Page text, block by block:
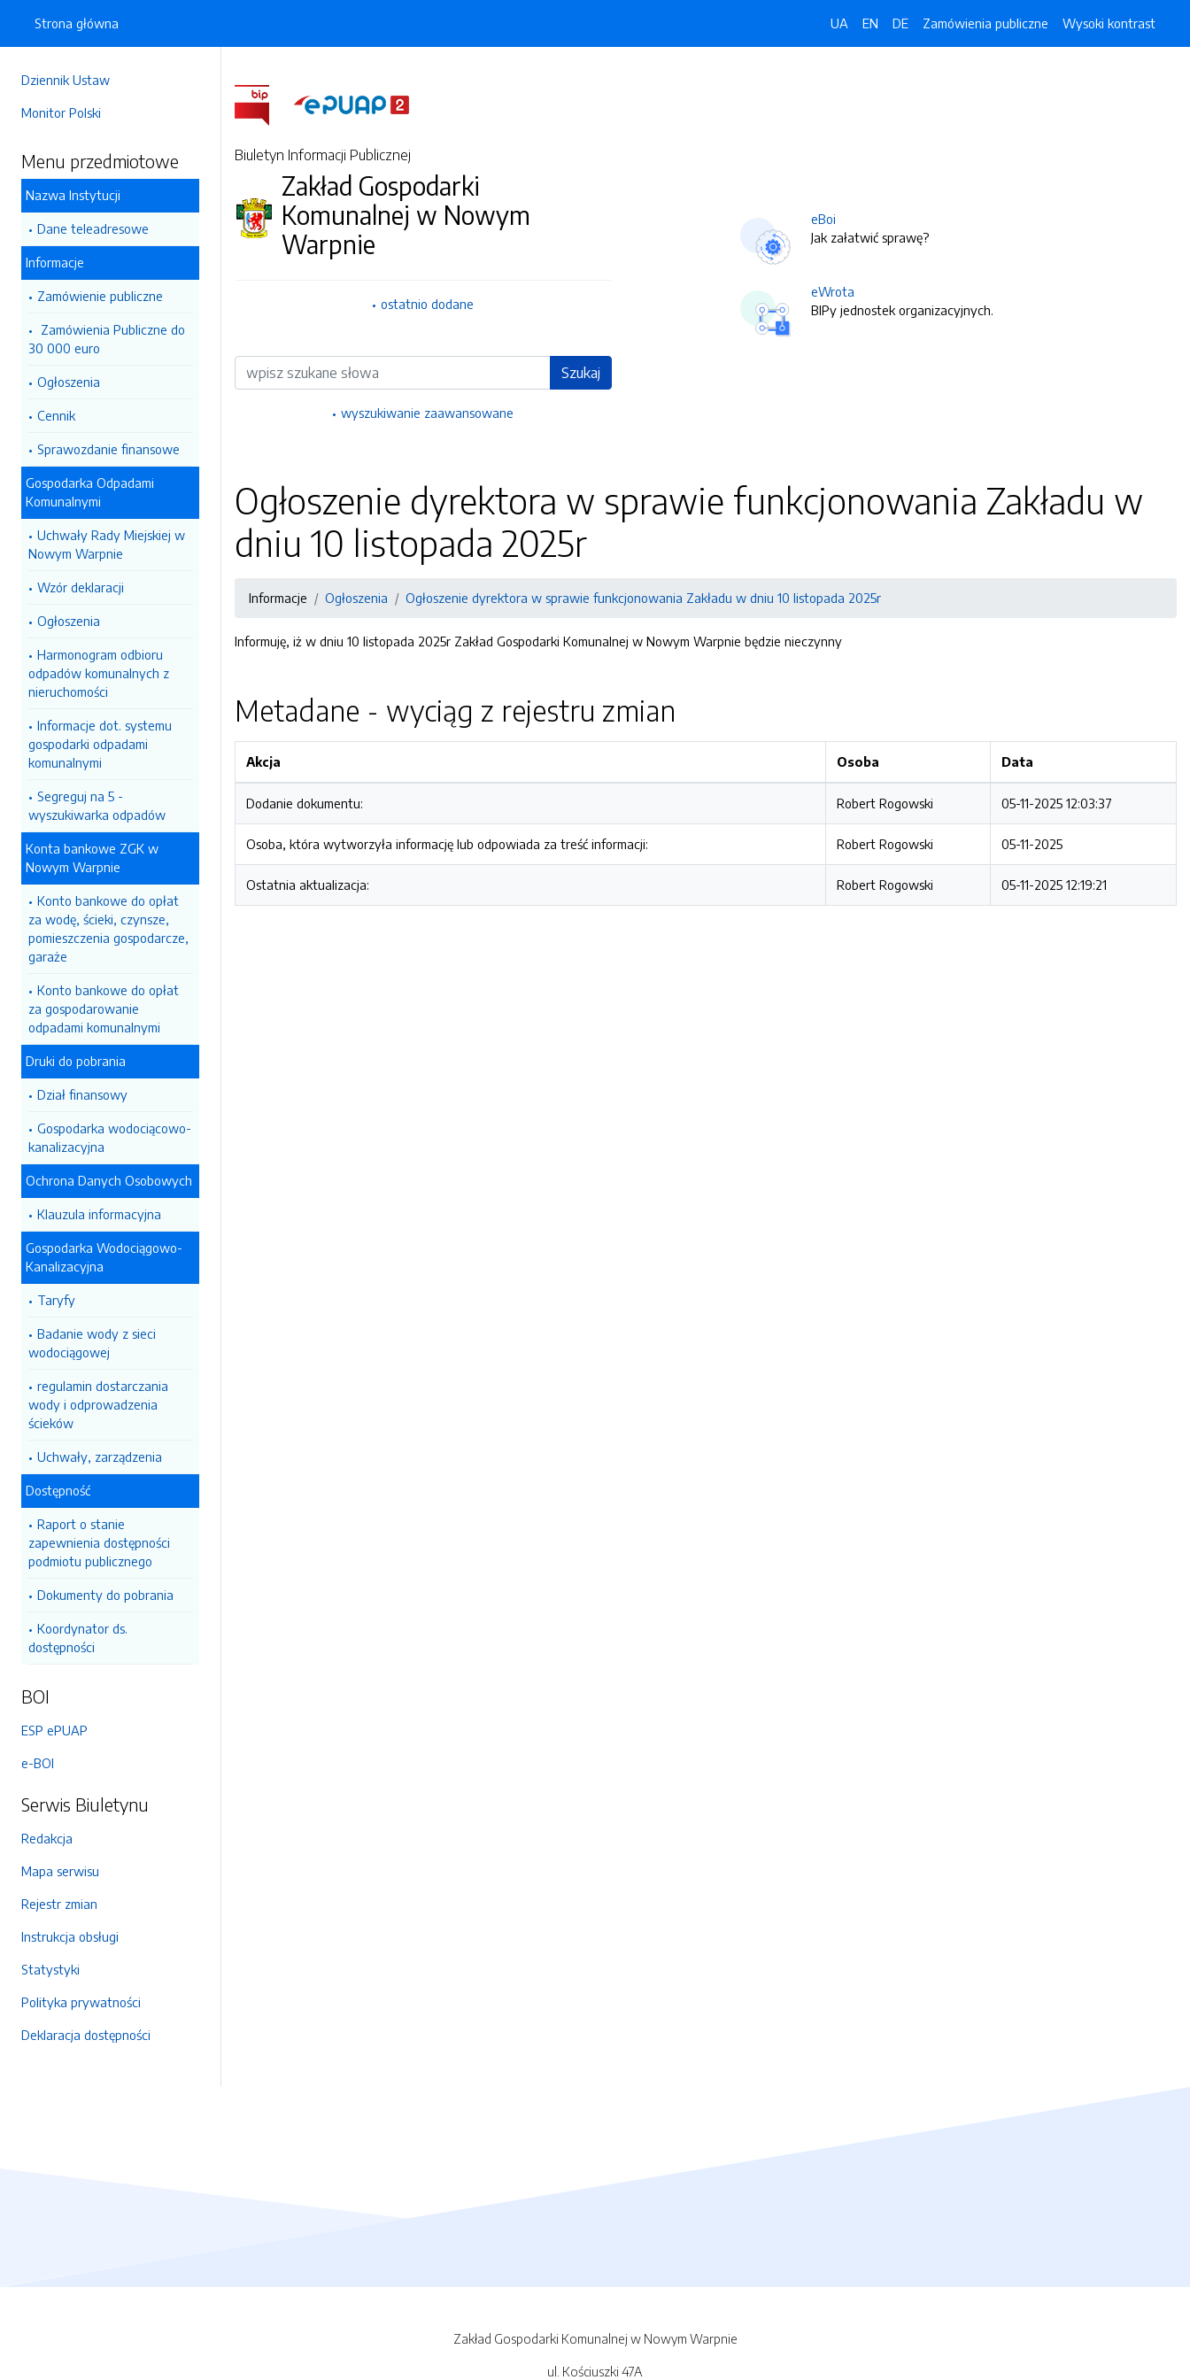
Dziennik Ustaw
Monitor Polski
Menu przedmiotowe
Nazwa Instytucji
Dane teleadresowe
Informacje
Zamówienie publiczne
Zamówienia Publiczne do
30 000 euro
Ogłoszenia
Cennik
Sprawozdanie finansowe
Gospodarka Odpadami
Komunalnymi
Uchwały Rady Miejskiej w
Nowym Warpnie
Wzór deklaracji
Ogłoszenia
Harmonogram odbioru
odpadów komunalnych z
nieruchomości
Informacje dot. systemu
gospodarki odpadami
komunalnymi
Segreguj na 5 -
wyszukiwarka odpadów
Konta bankowe ZGK w
Nowym Warpnie
Konto bankowe do opłat
za wodę, ścieki, czynsze,
pomieszczenia gospodarcze,
garaże
Konto bankowe do opłat
za gospodarowanie
odpadami komunalnymi
Druki do pobrania
Dział finansowy
Gospodarka wodociącowo-
kanalizacyjna
Ochrona Danych Osobowych
Klauzula informacyjna
Gospodarka Wodociągowo-
Kanalizacyjna
Taryfy
Badanie wody z sieci
wodociągowej
regulamin dostarczania
wody i odprowadzenia
ścieków
Uchwały, zarządzenia
Dostępność
Raport o stanie
zapewnienia dostępności
podmiotu publicznego
Dokumenty do pobrania
Koordynator ds.
dostępności
BOI
ESP ePUAP
e-BOI
Serwis Biuletynu
Redakcja
Mapa serwisu
Rejestr zmian
Instrukcja obsługi
Statystyki
Polityka prywatności
Deklaracja dostępności
Strona główna UA EN DE Zamówienia publiczne Wysoki kontrast
Biuletyn Informacji Publicznej
Zakład Gospodarki
Komunalnej w Nowym
Warpnie
ostatnio dodane
Wyszukiwarka Szukaj
wyszukiwanie zaawansowane
eBoi
Jak załatwić sprawę?
eWrota
BIPy jednostek organizacyjnych.
Ogłoszenie dyrektora w sprawie funkcjonowania Zakładu w
dniu 10 listopada 2025r
Informacje Ogłoszenia Ogłoszenie dyrektora w sprawie funkcjonowania Zakładu w dniu 10 listopada 2025r
Informuję, iż w dniu 10 listopada 2025r Zakład Gospodarki Komunalnej w Nowym Warpnie będzie nieczynny
Metadane - wyciąg z rejestru zmian
Akcja Osoba Data
Dodanie dokumentu: Robert Rogowski 05-11-2025 12:03:37
Osoba, która wytworzyła informację lub odpowiada za treść informacji: Robert Rogowski 05-11-2025
Ostatnia aktualizacja: Robert Rogowski 05-11-2025 12:19:21
Zakład Gospodarki Komunalnej w Nowym Warpnie
ul. Kościuszki 47A